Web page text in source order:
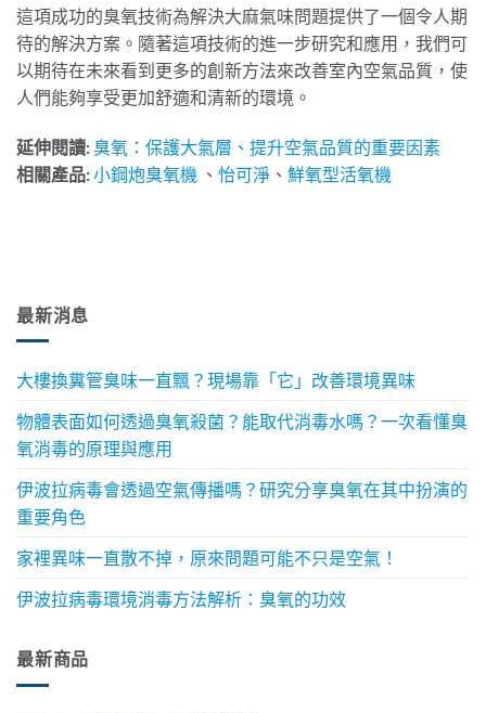
這項成功的臭氧技術為解決大麻氣味問題提供了一個令人期
待的解決方案。隨著這項技術的進一步研究和應用，我們可
以期待在未來看到更多的創新方法來改善室內空氣品質，使
人們能夠享受更加舒適和清新的環境。
延伸閱讀: 臭氧：保護大氣層、提升空氣品質的重要因素
相關產品:小鋼炮臭氧機 、 怡可淨 、 鮮氧型活氧機
最新消息
大樓換糞管臭味一直飄？現場靠「它」改善環境異味
物體表面如何透過臭氧殺菌？能取代消毒水嗎？一次看懂臭
氧消毒的原理與應用
伊波拉病毒會透過空氣傳播嗎？研究分享臭氧在其中扮演的
重要角色
家裡異味一直散不掉，原來問題可能不只是空氣！
伊波拉病毒環境消毒方法解析：臭氧的功效
最新商品